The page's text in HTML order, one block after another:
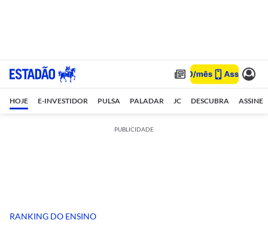
HOJE E-INVESTIDOR PULSA PALADAR JC DESCUBRA ASSINE
PUBLICIDADE
RANKING DO ENSINO